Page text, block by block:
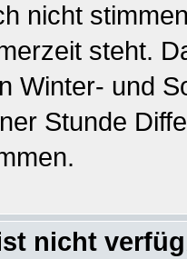
nicht
steht.
Winter- und
Stunde
nicht